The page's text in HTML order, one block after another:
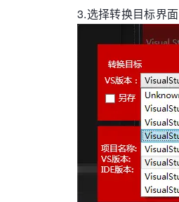
3.选择转换目标界面